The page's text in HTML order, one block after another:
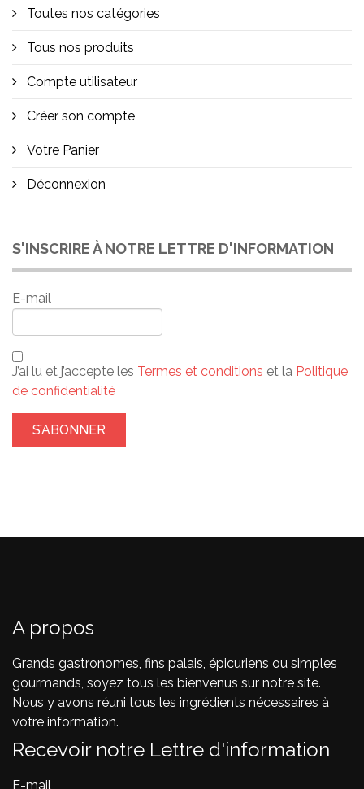
Toutes nos catégories
Tous nos produits
Compte utilisateur
Créer son compte
Votre Panier
Déconnexion
S'INSCRIRE À NOTRE LETTRE D'INFORMATION
E-mail
J’ai lu et j’accepte les Termes et conditions et la Politique
de confidentialité
A propos
Grands gastronomes, fins palais, épicuriens ou simples
gourmands, soyez tous les bienvenus sur notre site.
Nous y avons réuni tous les ingrédients nécessaires à
votre information.
Recevoir notre Lettre d'information
E-mail